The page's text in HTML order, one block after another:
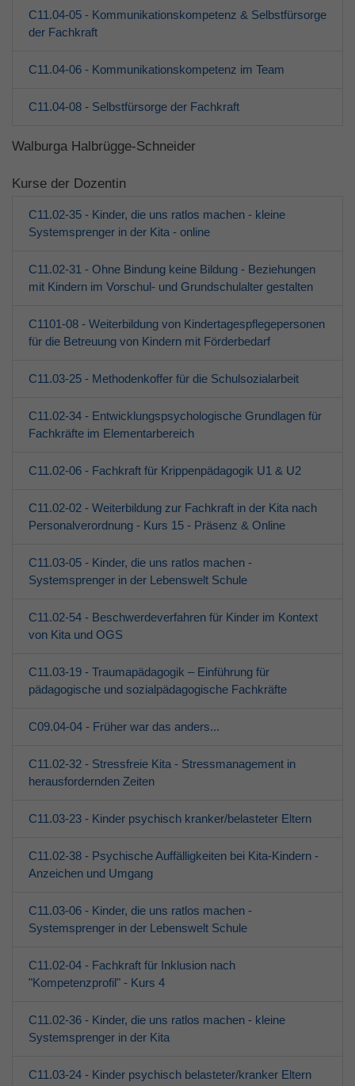
C11.04-05 - Kommunikationskompetenz & Selbstfürsorge
der Fachkraft
C11.04-06 - Kommunikationskompetenz im Team
C11.04-08 - Selbstfürsorge der Fachkraft
Walburga Halbrügge-Schneider
Kurse der Dozentin
C11.02-35 - Kinder, die uns ratlos machen - kleine
Systemsprenger in der Kita - online
C11.02-31 - Ohne Bindung keine Bildung - Beziehungen
mit Kindern im Vorschul- und Grundschulalter gestalten
C1101-08 - Weiterbildung von Kindertagespflegepersonen
für die Betreuung von Kindern mit Förderbedarf
C11.03-25 - Methodenkoffer für die Schulsozialarbeit
C11.02-34 - Entwicklungspsychologische Grundlagen für
Fachkräfte im Elementarbereich
C11.02-06 - Fachkraft für Krippenpädagogik U1 & U2
C11.02-02 - Weiterbildung zur Fachkraft in der Kita nach
Personalverordnung - Kurs 15 - Präsenz & Online
C11.03-05 - Kinder, die uns ratlos machen -
Systemsprenger in der Lebenswelt Schule
C11.02-54 - Beschwerdeverfahren für Kinder im Kontext
von Kita und OGS
C11.03-19 - Traumapädagogik – Einführung für
pädagogische und sozialpädagogische Fachkräfte
C09.04-04 - Früher war das anders...
C11.02-32 - Stressfreie Kita - Stressmanagement in
herausfordernden Zeiten
C11.03-23 - Kinder psychisch kranker/belasteter Eltern
C11.02-38 - Psychische Auffälligkeiten bei Kita-Kindern -
Anzeichen und Umgang
C11.03-06 - Kinder, die uns ratlos machen -
Systemsprenger in der Lebenswelt Schule
C11.02-04 - Fachkraft für Inklusion nach
"Kompetenzprofil" - Kurs 4
C11.02-36 - Kinder, die uns ratlos machen - kleine
Systemsprenger in der Kita
C11.03-24 - Kinder psychisch belasteter/kranker Eltern